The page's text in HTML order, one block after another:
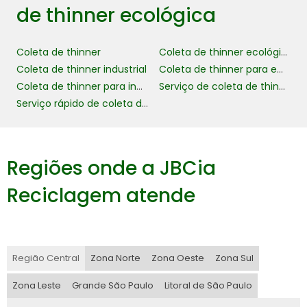
contaminação dos recursos naturais,
que os ecossistemas locais não sejam
prejudicados pelos solventes químicos
presentes no thinner. Isso é crucial para
manter a saúde do meio ambiente e atender
ecológica pode resultar em
substancial
implementar programas de coleta e
perigosos e diminuir a necessidade de
aquisição de novos produtos. Além disso,
empresas que demonstram compromisso
de thinner ecológica
Coleta de thinner
Coleta de thinner ecológica
Coleta de thinner industrial
Coleta de thinner para empresas
Coleta de thinner para indústria
Serviço de coleta de thinner
Serviço rápido de coleta de thinner
Regiões onde a JBCia
Reciclagem atende
Região Central Zona Norte Zona Oeste Zona Sul
Zona Leste Grande São Paulo Litoral de São Paulo